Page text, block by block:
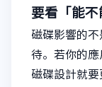
要看「能不
磁碟影響的
待。若你的應
磁碟設計就要